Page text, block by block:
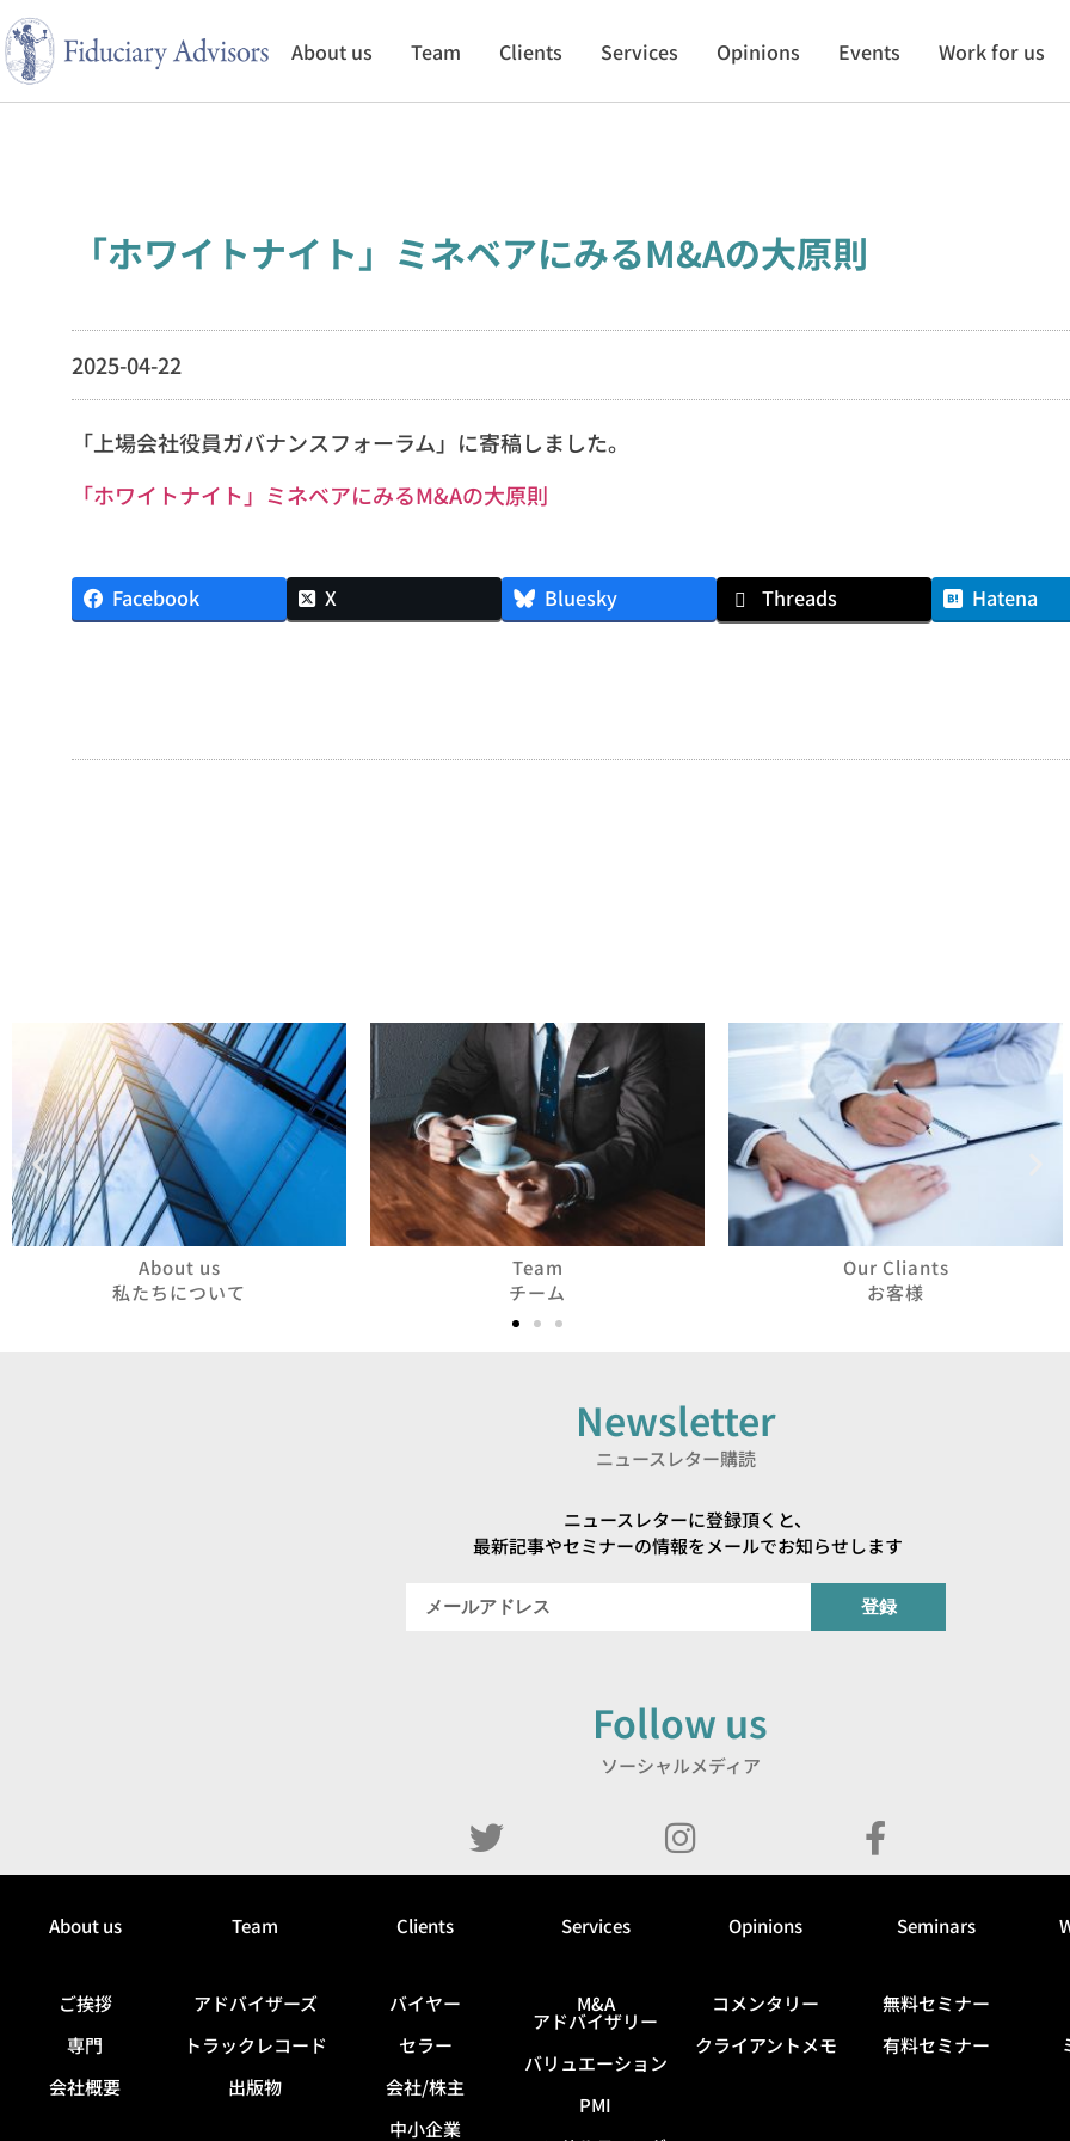
About us Team Clients Services Opinions Events Work for us
「ホワイトナイト」ミネベアにみるM&Aの大原則
2025-04-22
「上場会社役員ガバナンスフォーラム」に寄稿しました。
「ホワイトナイト」ミネベアにみるM&Aの大原則
Facebook X Bluesky Threads Hatena
About us
私たちについて
Team
チーム
Our Cliants
お客様
Newsletter
ニュースレター購読
ニュースレターに登録頂くと、
最新記事やセミナーの情報をメールでお知らせします
登録
Follow us
ソーシャルメディア
About us
ご挨拶
専門
会社概要
Team
アドバイザーズ
トラックレコード
出版物
Clients
バイヤー
セラー
会社/株主
中小企業
Services
M&A
アドバイザリー
バリュエーション
PMI
Opinions
コメンタリー
クライアントメモ
Seminars
無料セミナー
有料セミナー